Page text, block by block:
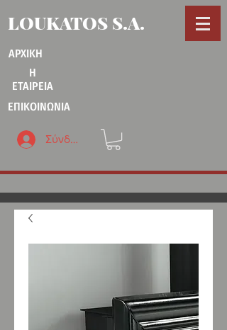
LOUKATOS S.A.
ΑΡΧΙΚΗ
Η
ΕΤΑΙΡΕΙΑ
ΕΠΙΚΟΙΝΩΝΙΑ
Σύνδεση